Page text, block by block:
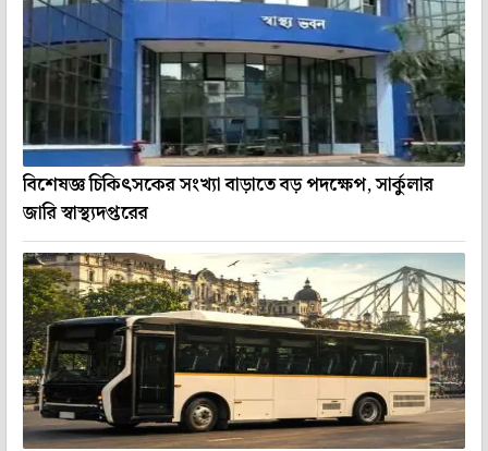
বিশেষজ্ঞ চিকিৎসকের সংখ্যা বাড়াতে বড় পদক্ষেপ, সার্কুলার
জারি স্বাস্থ্যদপ্তরের